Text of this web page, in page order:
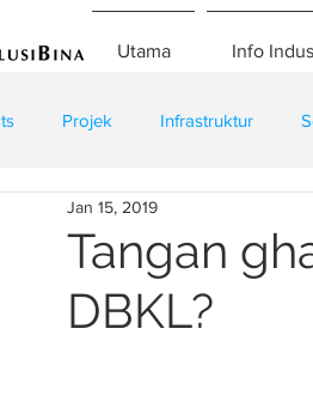
Utama Info
Projek Infrastruktur
Teknologi Kontraktor
Tangan
DBKL?
Jan 15, 2019